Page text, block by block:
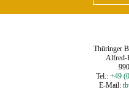
Thüringer
Alfred-
Tel.: +49
E-Mail: